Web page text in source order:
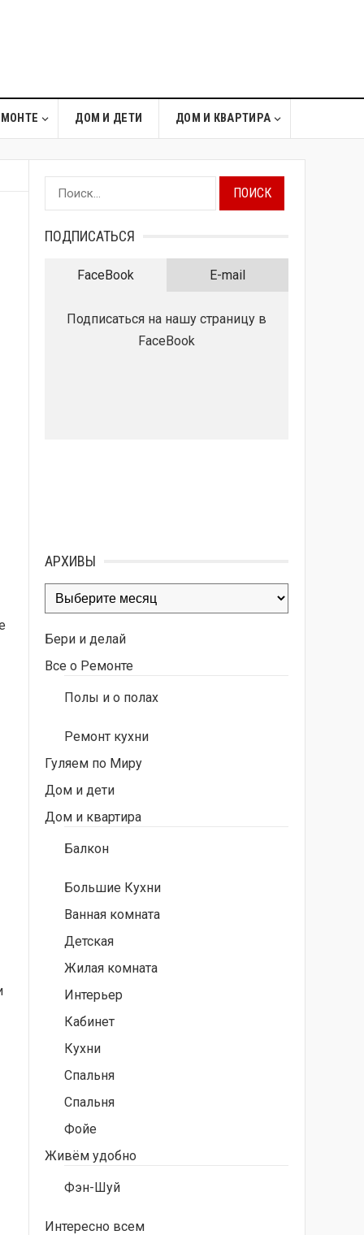
ДОМ И ДЕТИ ДОМ И КВАРТИРА
Найти:
ПОДПИСАТЬСЯ
FaceBook E-mail
Подписаться на нашу страницу в
FaceBook
АРХИВЫ
Архивы
Бери и делай
Все о Ремонте
Полы и о полах
Ремонт кухни
Гуляем по Миру
Дом и дети
Дом и квартира
Балкон
Большие Кухни
Ванная комната
Детская
Жилая комната
Интерьер
Кабинет
Кухни
Спальня
Спальня
Фойе
Живём удобно
Фэн-Шуй
Интересно всем